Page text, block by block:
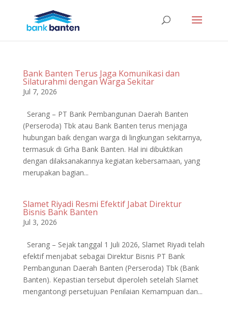
Bank Banten Terus Jaga Komunikasi dan
Silaturahmi dengan Warga Sekitar
Jul 7, 2026
Serang – PT Bank Pembangunan Daerah Banten
(Perseroda) Tbk atau Bank Banten terus menjaga
hubungan baik dengan warga di lingkungan sekitarnya,
termasuk di Grha Bank Banten. Hal ini dibuktikan
dengan dilaksanakannya kegiatan kebersamaan, yang
merupakan bagian...
Slamet Riyadi Resmi Efektif Jabat Direktur
Bisnis Bank Banten
Jul 3, 2026
Serang – Sejak tanggal 1 Juli 2026, Slamet Riyadi telah
efektif menjabat sebagai Direktur Bisnis PT Bank
Pembangunan Daerah Banten (Perseroda) Tbk (Bank
Banten). Kepastian tersebut diperoleh setelah Slamet
mengantongi persetujuan Penilaian Kemampuan dan...